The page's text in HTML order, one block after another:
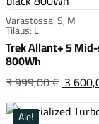
Varastossa: S, M
Tilaus: L
Trek Allant+ 5
800Wh
3 999,00 €3
Ale!